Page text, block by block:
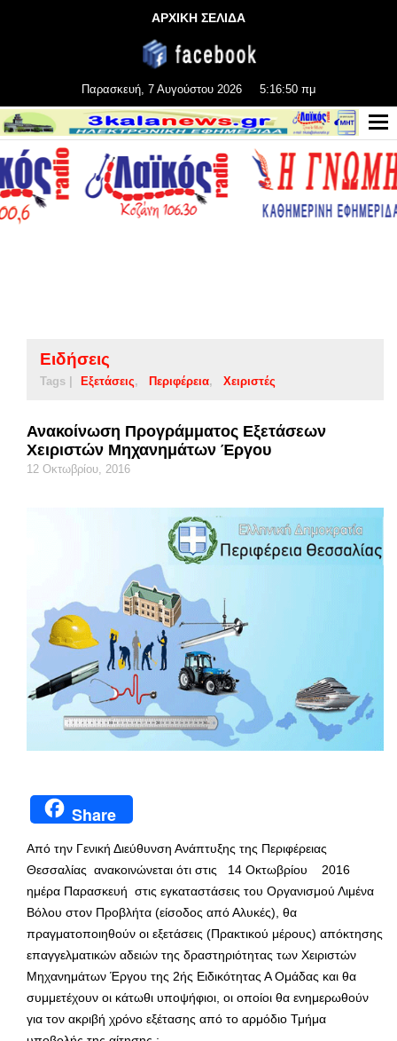
ΑΡΧΙΚΗ ΣΕΛΙΔΑ
Παρασκευή, 7 Αυγούστου 2026 5:16:50 πμ
Ειδήσεις
Tags | Εξετάσεις Περιφέρεια Χειριστές
Ανακοίνωση Προγράμματος Εξετάσεων
Χειριστών Μηχανημάτων Έργου
12 Οκτωβρίου, 2016
Share
Από την Γενική Διεύθυνση Ανάπτυξης της Περιφέρειας
Θεσσαλίας ανακοινώνεται ότι στις 14 Οκτωβρίου 2016
ημέρα Παρασκευή στις εγκαταστάσεις του Οργανισμού Λιμένα
Βόλου στον Προβλήτα (είσοδος από Αλυκές), θα
πραγματοποιηθούν οι εξετάσεις (Πρακτικού μέρους) απόκτησης
επαγγελματικών αδειών της δραστηριότητας των Χειριστών
Μηχανημάτων Έργου της 2ής Ειδικότητας Α Ομάδας και θα
συμμετέχουν οι κάτωθι υποψήφιοι, οι οποίοι θα ενημερωθούν
για τον ακριβή χρόνο εξέτασης από το αρμόδιο Τμήμα